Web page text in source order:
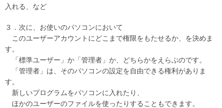
入れる、など
３．次に、お使いのパソコンにおいて
このユーザーアカウントにどこまで権限をもたせるか、を決めま
す。
「標準ユーザー」か「管理者」か、どちらかをえらぶのです。
「管理者」は、そのパソコンの設定を自由できる権利がありま
す。
新しいプログラムをパソコンに入れたり、
ほかのユーザーのファイルを使ったりすることもできます。